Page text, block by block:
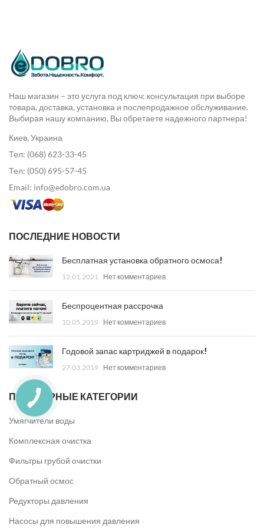
Наш магазин – это услуга под ключ: консультация при выборе
товара, доставка, установка и послепродажное обслуживание.
Выбирая нашу компанию, Вы обретаете надежного партнера!
Киев, Украина
Тел: (068) 623-33-45
Тел: (050) 695-57-45
Email: info@edobro.com.ua
ПОСЛЕДНИЕ НОВОСТИ
Бесплатная установка обратного осмоса!
12.01.2021 Нет комментариев
Беспроцентная рассрочка
10.05.2019 Нет комментариев
Годовой запас картриджей в подарок!
27.03.2019 Нет комментариев
ПОПУЛЯРНЫЕ КАТЕГОРИИ
Умягчители воды
Комплексная очистка
Фильтры грубой очистки
Обратный осмос
Редукторы давления
Насосы для повышения давления